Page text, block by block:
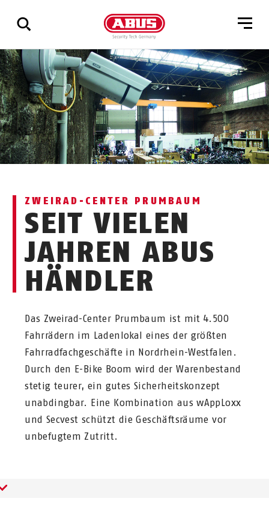
Zeige
alle
Ergebnisse
ZWEIRAD-CENTER PRUMBAUM
SEIT VIELEN
JAHREN ABUS
HÄNDLER
Das Zweirad-Center Prumbaum ist mit 4.500
Fahrrädern im Ladenlokal eines der größten
Fahrradfachgeschäfte in Nordrhein-Westfalen.
Durch den E-Bike Boom wird der Warenbestand
stetig teurer, ein gutes Sicherheitskonzept
unabdingbar. Eine Kombination aus wAppLoxx
und Secvest schützt die Geschäftsräume vor
unbefugtem Zutritt.